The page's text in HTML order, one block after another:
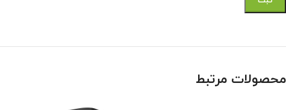
محصولات مرتبط